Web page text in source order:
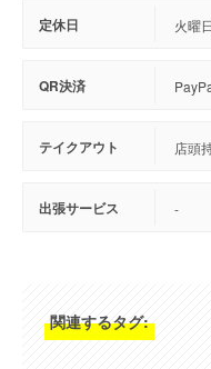
定休日 火曜
QR決済
テイクアウト 店頭
出張サービス -
関連するタグ: